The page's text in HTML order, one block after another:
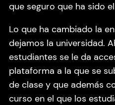
que seguro que ha sido
Lo que ha cambiado la
dejamos la universidad.
estudiantes se le da
plataforma a la que se
de clase y que además
curso en el que los